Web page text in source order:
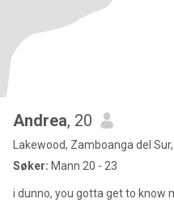
Andrea, 20
Lakewood, Zamboanga del
Søker: Mann 20 - 23
i dunno, you gotta get to know